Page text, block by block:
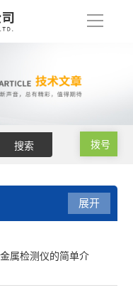
导
拨号
展开
属检测仪的简单介